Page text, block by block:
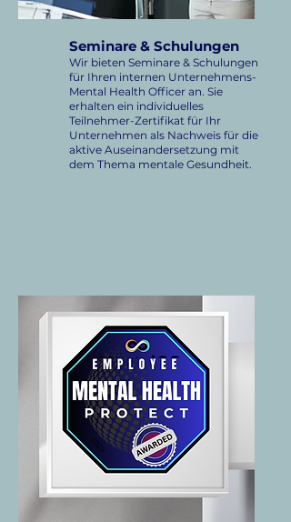
Seminare & Schulungen
Wir bieten Seminare & Schulungen
für Ihren internen Unternehmens-
Mental Health Officer an. Sie
erhalten ein individuelles
Teilnehmer-Zertifikat für Ihr
Unternehmen als Nachweis für die
aktive Auseinandersetzung mit
dem Thema mentale Gesundheit.